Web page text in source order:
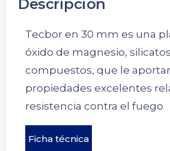
Descripción
Tecbor en 30 mm es una
óxido de magnesio,
compuestos, que le
propiedades excelentes
resistencia contra el fuego
Ficha técnica